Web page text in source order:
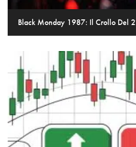
Black Monday 1987: Il Crollo Del